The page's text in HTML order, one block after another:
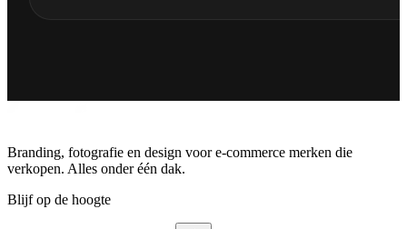
Branding, fotografie en design voor e-commerce merken die
verkopen. Alles onder één dak.
Blijf op de hoogte